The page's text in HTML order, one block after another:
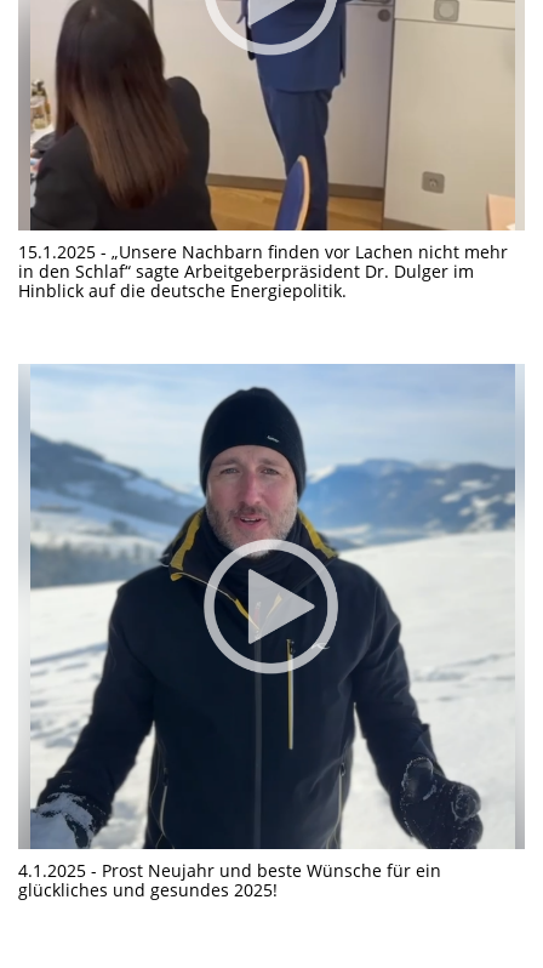
15.1.2025 - „Unsere Nachbarn finden vor Lachen nicht mehr
in den Schlaf“ sagte Arbeitgeberpräsident Dr. Dulger im
Hinblick auf die deutsche Energiepolitik.
4.1.2025 - Prost Neujahr und beste Wünsche für ein
glückliches und gesundes 2025!